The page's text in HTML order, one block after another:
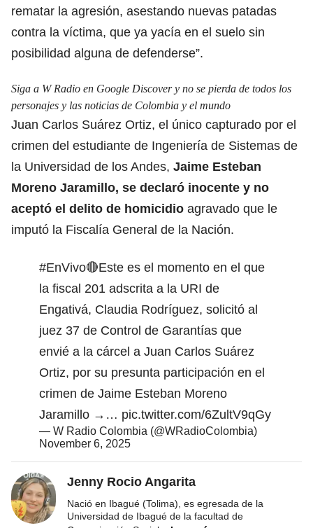
rematar la agresión, asestando nuevas patadas
contra la víctima, que ya yacía en el suelo sin
posibilidad alguna de defenderse”.
Siga a W Radio en Google Discover y no se pierda de todos los
personajes y las noticias de Colombia y el mundo
Juan Carlos Suárez Ortiz, el único capturado por el
crimen del estudiante de Ingeniería de Sistemas de
la Universidad de los Andes, Jaime Esteban
Moreno Jaramillo, se declaró inocente y no
aceptó el delito de homicidio agravado que le
imputó la Fiscalía General de la Nación.
#EnVivo🔴Este es el momento en el que
la fiscal 201 adscrita a la URI de
Engativá, Claudia Rodríguez, solicitó al
juez 37 de Control de Garantías que
envié a la cárcel a Juan Carlos Suárez
Ortiz, por su presunta participación en el
crimen de Jaime Esteban Moreno
Jaramillo →… pic.twitter.com/6ZultV9qGy
— W Radio Colombia (@WRadioColombia)
November 6, 2025
Jenny Rocio Angarita
Nació en Ibagué (Tolima), es egresada de la
Universidad de Ibagué de la facultad de